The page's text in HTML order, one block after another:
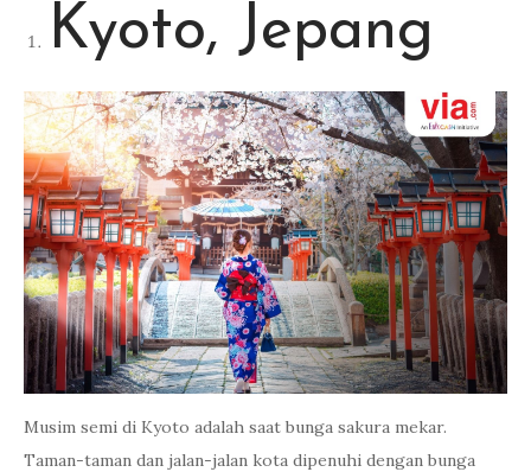
Kyoto, Jepang
Musim semi di Kyoto adalah saat bunga sakura mekar.
Taman-taman dan jalan-jalan kota dipenuhi dengan bunga